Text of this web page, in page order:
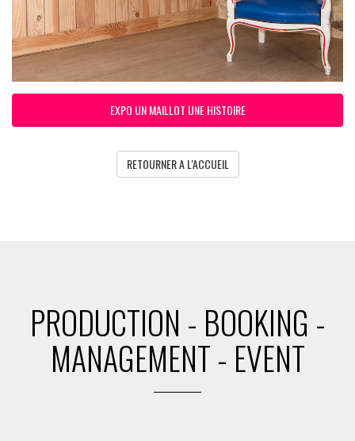
EXPO UN MAILLOT UNE HISTOIRE
RETOURNER A L'ACCUEIL
PRODUCTION - BOOKING -
MANAGEMENT - EVENT